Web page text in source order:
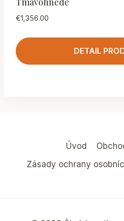
€1,356.00
DETAIL
Úvod
Zásady ochrany